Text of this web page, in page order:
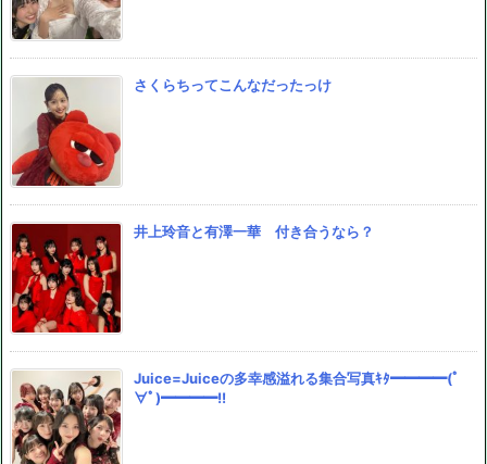
さくらちってこんなだったっけ
井上玲音と有澤一華 付き合うなら？
Juice=Juiceの多幸感溢れる集合写真ｷﾀ━━━━(ﾟ
∀ﾟ)━━━━!!